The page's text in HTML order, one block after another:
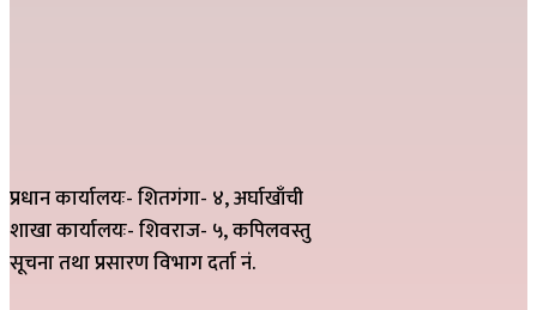
प्रधान कार्यालयः- शितगंगा- ४, अर्घाखाँची
शाखा कार्यालयः- शिवराज- ५, कपिलवस्तु
सूचना तथा प्रसारण विभाग दर्ता नं.